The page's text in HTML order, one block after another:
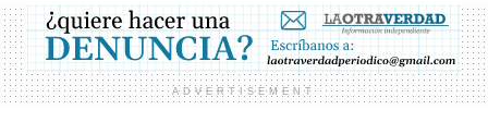
ADVERTISEMENT